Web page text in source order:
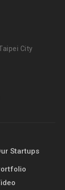
City
Startups